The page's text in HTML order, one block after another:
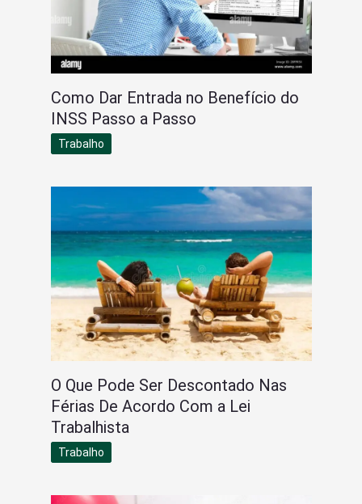
Como Dar Entrada no Benefício do
INSS Passo a Passo
Trabalho
O Que Pode Ser Descontado Nas
Férias De Acordo Com a Lei
Trabalhista
Trabalho